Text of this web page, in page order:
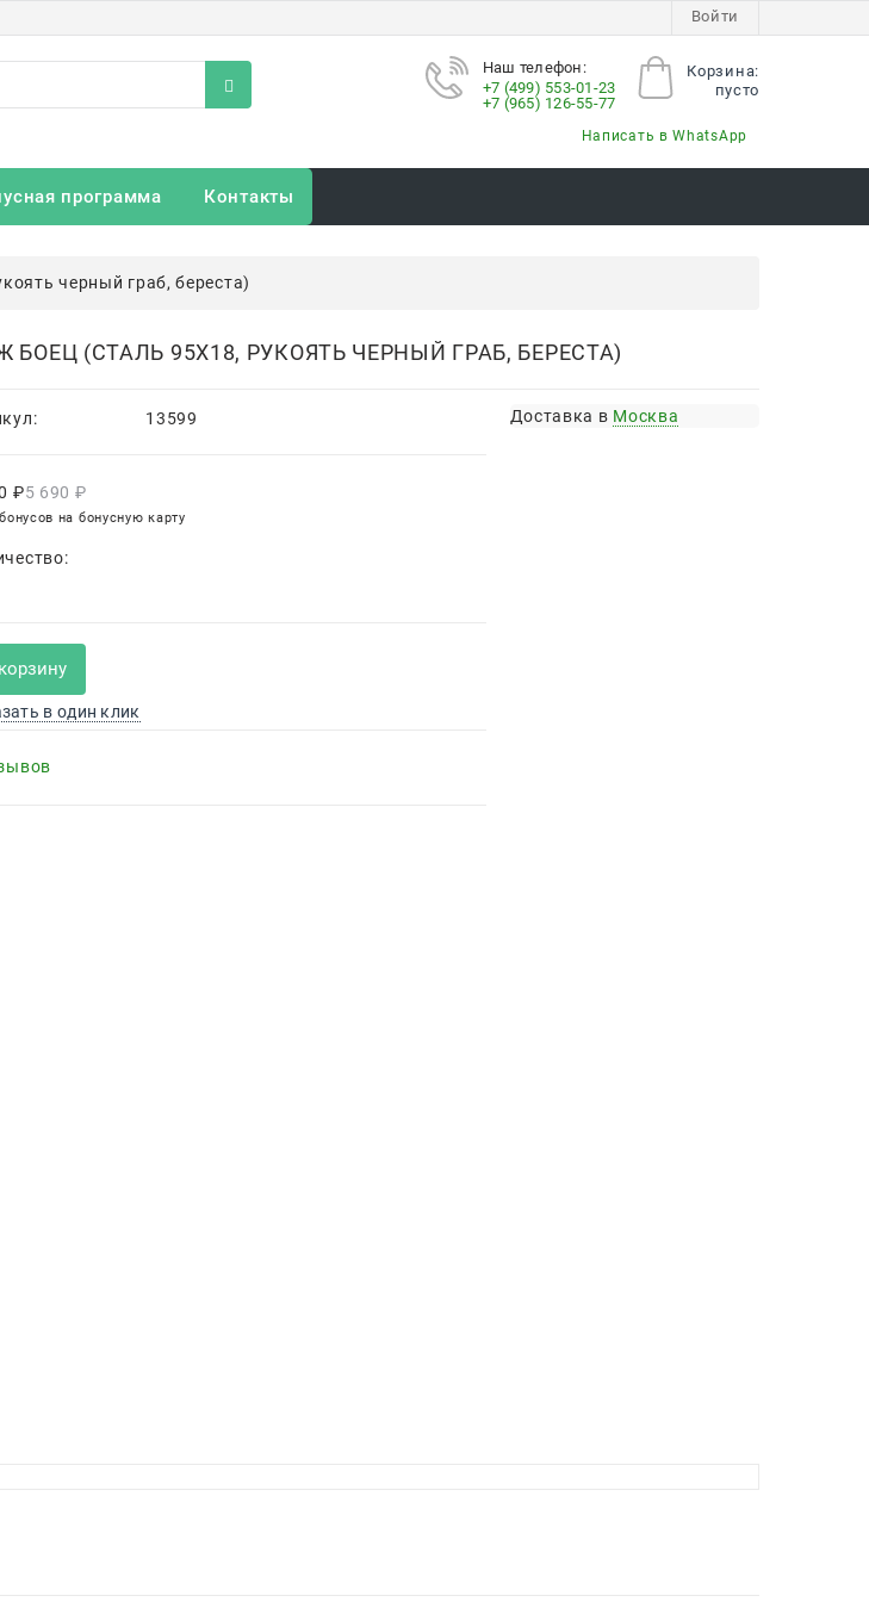
Войти
Корзина:
пусто
Наш телефон:
+7 (499) 553-01-23
+7 (965) 126-55-77
Написать в WhatsApp
программа Контакты
черный граб, береста)
БОЕЦ (СТАЛЬ 95Х18, РУКОЯТЬ ЧЕРНЫЙ ГРАБ, БЕРЕСТА)
13599
5 690 ₽
₽
на бонусную карту
в один клик
Доставка в Москва